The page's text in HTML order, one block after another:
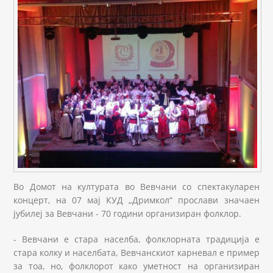
Во Домот на културата во Вевчани со спектакуларен
концерт, на 07 мај КУД „Дримкол“ прослави значаен
јубилеј за Вевчани - 70 години организиран фолклор.
- Вевчани е стара населба, фолклорната традиција е
стара колку и населбата, Вевчанскиот карневал е пример
за тоа, но, фолклорот како уметност на организиран